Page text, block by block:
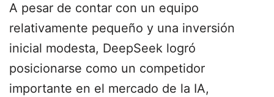
A pesar de contar con un equipo
relativamente pequeño y una inversión
inicial modesta, DeepSeek logró
posicionarse como un competidor
importante en el mercado de la IA,